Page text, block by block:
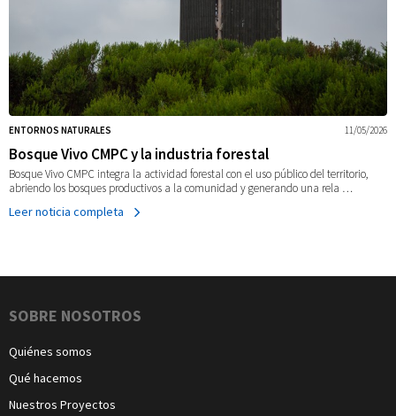
11/05/2026
ENTORNOS NATURALES
Bosque Vivo CMPC y la industria forestal
Bosque Vivo CMPC integra la actividad forestal con el uso público del territorio,
abriendo los bosques productivos a la comunidad y generando una rela …
Leer noticia completa
Navegación
SOBRE NOSOTROS
Quiénes somos
Qué hacemos
Nuestros Proyectos